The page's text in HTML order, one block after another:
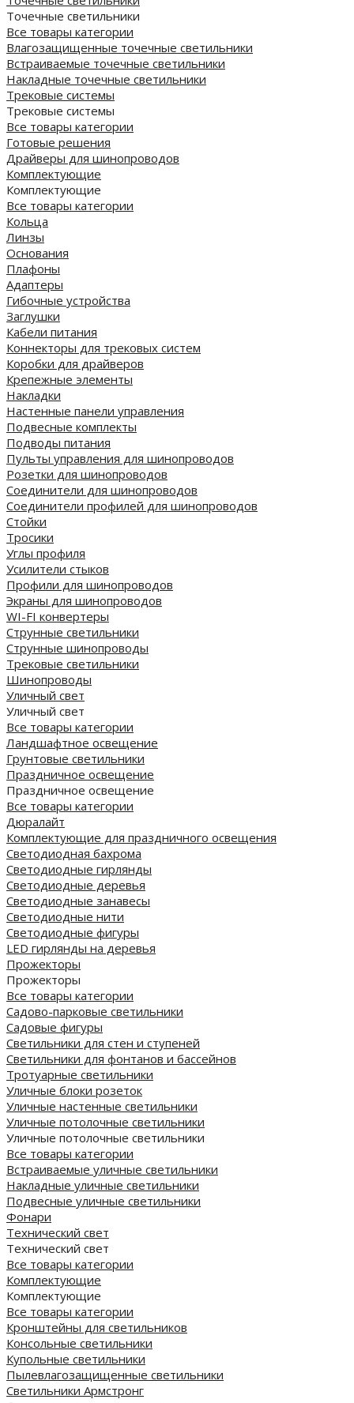
Точечные светильники
Все товары категории
Влагозащищенные точечные светильники
Встраиваемые точечные светильники
Накладные точечные светильники
Трековые системы
Трековые системы
Все товары категории
Готовые решения
Драйверы для шинопроводов
Комплектующие
Комплектующие
Все товары категории
Кольца
Линзы
Основания
Плафоны
Адаптеры
Гибочные устройства
Заглушки
Кабели питания
Коннекторы для трековых систем
Коробки для драйверов
Крепежные элементы
Накладки
Настенные панели управления
Подвесные комплекты
Подводы питания
Пульты управления для шинопроводов
Розетки для шинопроводов
Соединители для шинопроводов
Соединители профилей для шинопроводов
Стойки
Тросики
Углы профиля
Усилители стыков
Профили для шинопроводов
Экраны для шинопроводов
WI-FI конвертеры
Струнные светильники
Струнные шинопроводы
Трековые светильники
Шинопроводы
Уличный свет
Уличный свет
Все товары категории
Ландшафтное освещение
Грунтовые светильники
Праздничное освещение
Праздничное освещение
Все товары категории
Дюралайт
Комплектующие для праздничного освещения
Светодиодная бахрома
Светодиодные гирлянды
Светодиодные деревья
Светодиодные занавесы
Светодиодные нити
Светодиодные фигуры
LED гирлянды на деревья
Прожекторы
Прожекторы
Все товары категории
Садово-парковые светильники
Садовые фигуры
Светильники для стен и ступеней
Светильники для фонтанов и бассейнов
Тротуарные светильники
Уличные блоки розеток
Уличные настенные светильники
Уличные потолочные светильники
Уличные потолочные светильники
Все товары категории
Встраиваемые уличные светильники
Накладные уличные светильники
Подвесные уличные светильники
Фонари
Технический свет
Технический свет
Все товары категории
Комплектующие
Комплектующие
Все товары категории
Кронштейны для светильников
Консольные светильники
Купольные светильники
Пылевлагозащищенные светильники
Светильники Армстронг